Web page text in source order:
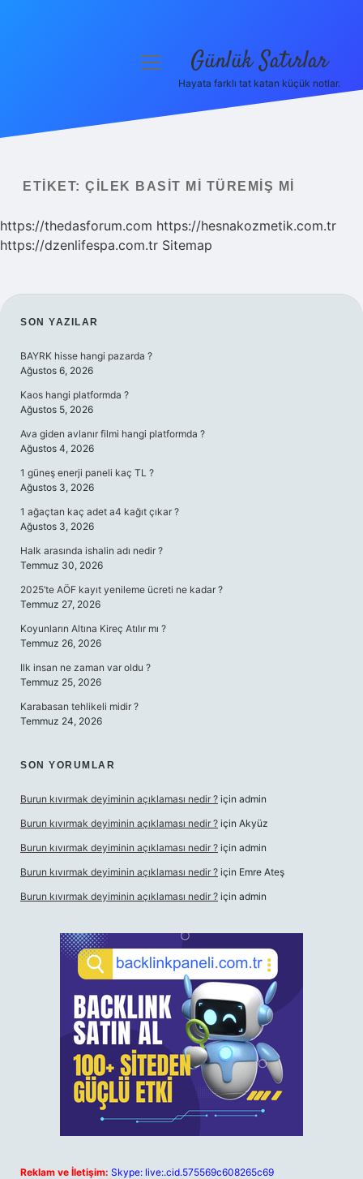
Yasal Uyarı
Hakkımızda
menüyü Günlük Satırlar
Hayata farklı tat katan küçük notlar.
ETIKET: ÇILEK BASIT MI TÜREMIŞ MI
https://thedasforum.com https://hesnakozmetik.com.tr
https://dzenlifespa.com.tr Sitemap
SIDEBAR
SON YAZILAR
BAYRK hisse hangi pazarda ?
Ağustos 6, 2026
Kaos hangi platformda ?
Ağustos 5, 2026
Ava giden avlanır filmi hangi platformda ?
Ağustos 4, 2026
1 güneş enerji paneli kaç TL ?
Ağustos 3, 2026
1 ağaçtan kaç adet a4 kağıt çıkar ?
Ağustos 3, 2026
Halk arasında ishalin adı nedir ?
Temmuz 30, 2026
2025’te AÖF kayıt yenileme ücreti ne kadar ?
Temmuz 27, 2026
Koyunların Altına Kireç Atılır mı ?
Temmuz 26, 2026
Ilk insan ne zaman var oldu ?
Temmuz 25, 2026
Karabasan tehlikeli midir ?
Temmuz 24, 2026
SON YORUMLAR
Burun kıvırmak deyiminin açıklaması nedir ? için admin
Burun kıvırmak deyiminin açıklaması nedir ? için Akyüz
Burun kıvırmak deyiminin açıklaması nedir ? için admin
Burun kıvırmak deyiminin açıklaması nedir ? için Emre Ateş
Burun kıvırmak deyiminin açıklaması nedir ? için admin
Reklam ve İletişim: Skype: live:.cid.575569c608265c69